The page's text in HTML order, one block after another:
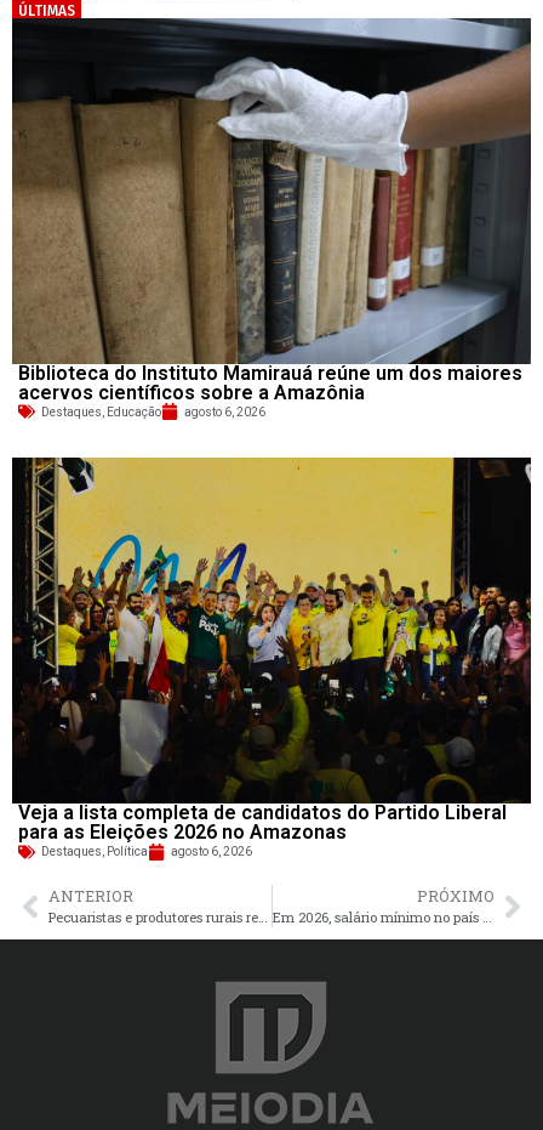
ÚLTIMAS
Biblioteca do Instituto Mamirauá reúne um dos maiores
acervos científicos sobre a Amazônia
Destaques Educação agosto 6, 2026
Veja a lista completa de candidatos do Partido Liberal
para as Eleições 2026 no Amazonas
Destaques, Política agosto 6, 2026
ANTERIOR
Pecuaristas e produtores rurais recebem capacitação em silagem no município de Presidente Figueiredo
PRÓXIMO
Em 2026, salário mínimo no país terá aumento de 6,7% e passará a ser R$ 1.621